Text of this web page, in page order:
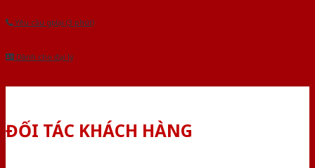
Yêu cầu gọi lại (3 phút)
Dành cho đại lý
ĐỐI TÁC KHÁCH HÀNG